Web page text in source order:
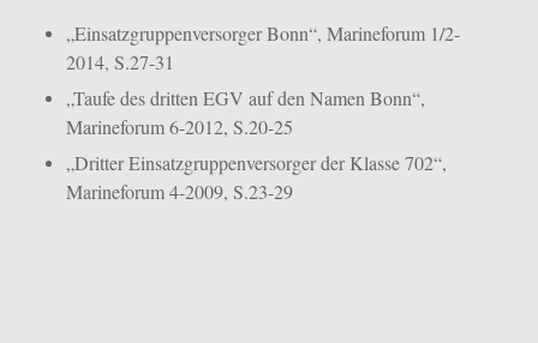
„Einsatzgruppenversorger Bonn“, Marineforum 1/2-
2014, S.27-31
„Taufe des dritten EGV auf den Namen Bonn“,
Marineforum 6-2012, S.20-25
„Dritter Einsatzgruppenversorger der Klasse 702“,
Marineforum 4-2009, S.23-29